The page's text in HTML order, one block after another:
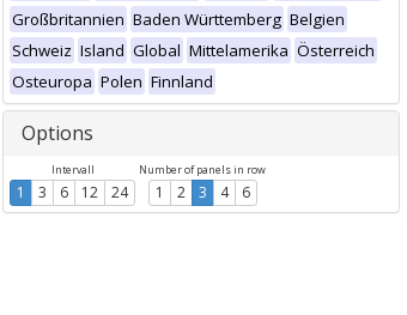
Großbritannien Baden Württemberg Belgien
Schweiz Island Global Mittelamerika Österreich
Osteuropa Polen Finnland
Options
Intervall
1 3 6 12 24
Number of panels in row
1 2 3 4 6